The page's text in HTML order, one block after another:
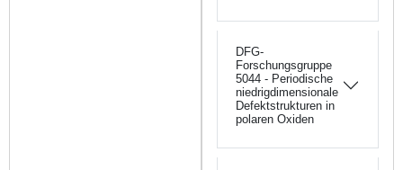
DFG-
Forschungsgruppe
5044 - Periodische
niedrigdimensionale
Defektstrukturen in
polaren Oxiden